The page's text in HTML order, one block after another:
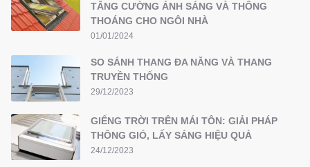
TĂNG CƯỜNG ÁNH SÁNG VÀ THÔNG
THOÁNG CHO NGÔI NHÀ
01/01/2024
SO SÁNH THANG ĐA NĂNG VÀ THANG
TRUYỀN THỐNG
29/12/2023
GIẾNG TRỜI TRÊN MÁI TÔN: GIẢI PHÁP
THÔNG GIÓ, LẤY SÁNG HIỆU QUẢ
24/12/2023